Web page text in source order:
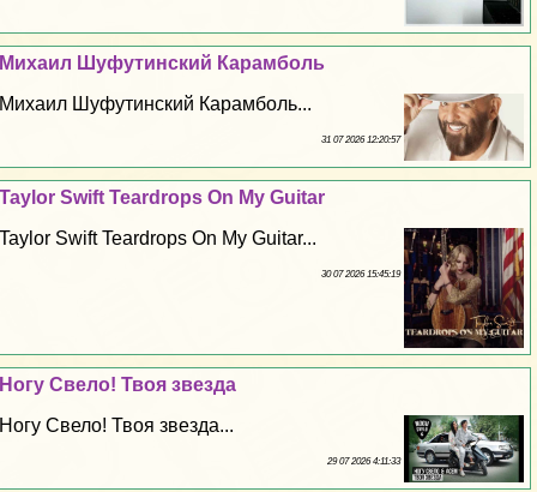
Михаил Шуфутинский Карамболь
Михаил Шуфутинский Карамболь...
31 07 2026 12:20:57
Taylor Swift Teardrops On My Guitar
Taylor Swift Teardrops On My Guitar...
30 07 2026 15:45:19
Ногу Свело! Твоя звезда
Ногу Свело! Твоя звезда...
29 07 2026 4:11:33